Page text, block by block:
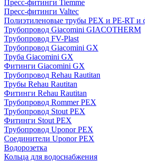
Пресс-фитинги Tiemme
Пресс-фитинги Valtec
Полиэтиленовые трубы PEX и PE-RT и
Трубопровод Giacomini GIACOTHERM
Трубопровод FV-Plast
Трубопровод Giacomini GX
Труба Giacomini GX
Фитинги Giacomini GX
Трубопровод Rehau Rautitan
Трубы Rehau Rautitan
Фитинги Rehau Rautitan
Трубопровод Rommer PEX
Трубопровод Stout PEX
Фитинги Stout PEX
Трубопровод Uponor PEX
Соединители Uponor PEX
Водорозетка
Кольца для водоснабжения